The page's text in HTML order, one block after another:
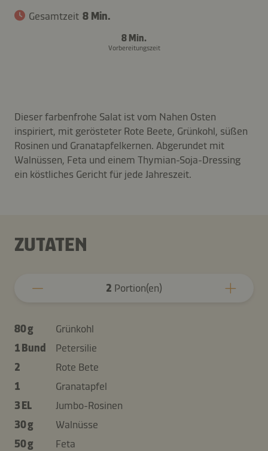
Gesamtzeit 8 Min.
8 Min.
Vorbereitungszeit
Dieser farbenfrohe Salat ist vom Nahen Osten
inspiriert, mit gerösteter Rote Beete, Grünkohl, süßen
Rosinen und Granatapfelkernen. Abgerundet mit
Walnüssen, Feta und einem Thymian-Soja-Dressing
ein köstliches Gericht für jede Jahreszeit.
ZUTATEN
2 Portion(en)
80 g
Grünkohl
1 Bund
Petersilie
2
Rote Bete
1
Granatapfel
3 EL
Jumbo-Rosinen
30 g
Walnüsse
50 g
Feta